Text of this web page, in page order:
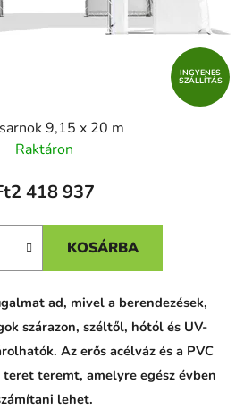
INGYENES
SZÁLLÍTÁS
9,15 x 20 m
Raktáron
418 937
KOSÁRBA
ad, mivel a berendezések,
szárazon, széltől, hótól és UV-
Az erős acélváz és a PVC
teremt, amelyre egész évben
lehet.